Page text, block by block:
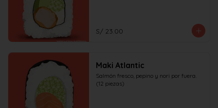
S/ 23.00
Maki Atlantic
Salmón fresco, pepino y nori por fuera.
(12 piezas)